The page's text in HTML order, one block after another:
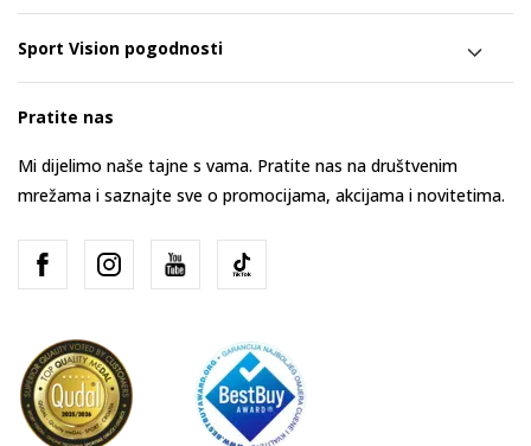
Sport Vision pogodnosti
Pratite nas
Mi dijelimo naše tajne s vama. Pratite nas na društvenim
mrežama i saznajte sve o promocijama, akcijama i novitetima.